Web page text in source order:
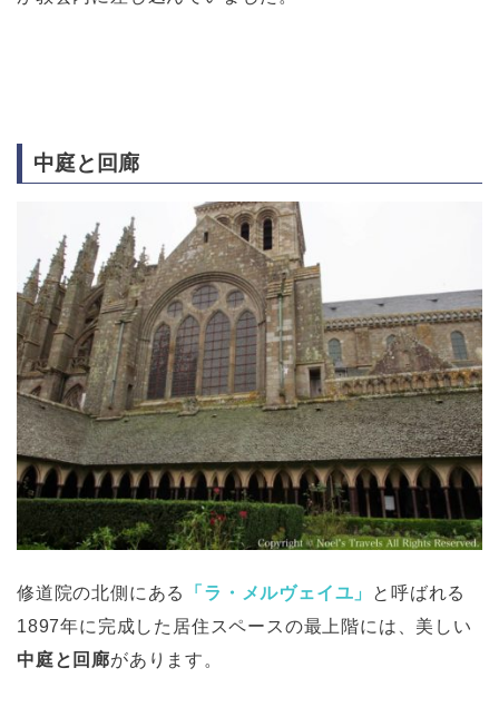
中庭と回廊
修道院の北側にある 「ラ・メルヴェイユ」
と呼ばれる
1897年に完成した居住スペースの最上階には、美しい
中庭と回廊があります。